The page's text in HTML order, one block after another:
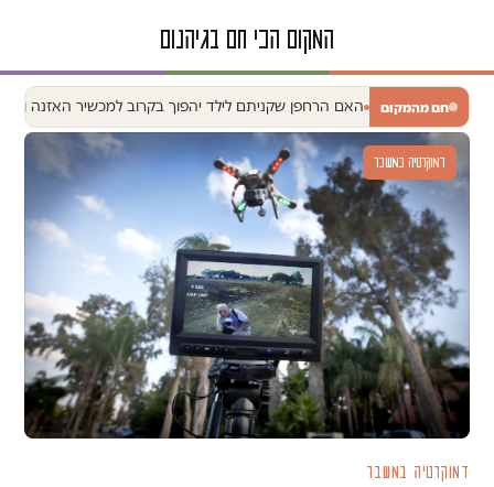
חם מהמקום האם הרחפן שקניתם לילד יהפוך בקרוב למכשיר האזנה
דמוקרטיה במשבר
דמוקרטיה במשבר